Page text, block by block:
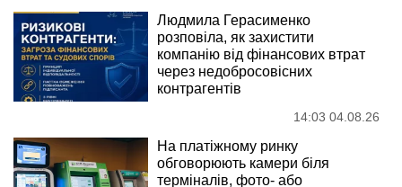
Людмила Герасименко
розповіла, як захистити
компанію від фінансових втрат
через недобросовісних
контрагентів
14:03 04.08.26
На платіжному ринку
обговорюють камери біля
терміналів, фото- або